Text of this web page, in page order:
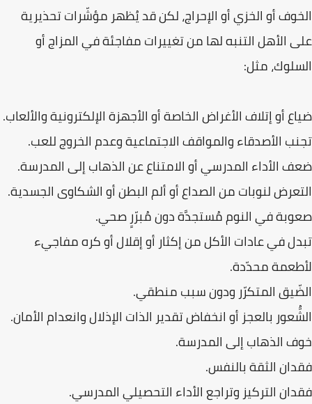
الخوف أو الخزي أو الإحراج، لكن قد يُظهر مؤشّرات تحذيرية
على الأهل التنبه لها من تغييرات مفاجئة في المزاج أو
السلوك، مثل:
ضياع أو إتلاف الأغراض الخاصة أو الأجهزة الإلكترونية والألعاب.
تجنب الأصدقاء والمواقف الاجتماعية وعدم الخروج للعب.
ضعف الأداء المدرسي أو الامتناع عن الذهاب إلى المدرسة.
التعرض لنوبات من الصداع أو ألم البطن أو الشكاوى الجسدية.
صعوبة في النوم مُستجدَّة دون مُبرّرٍ صحي.
تبدل في عادات الأكل من إكثار أو إقلال أو كره مفاجيء
لأطعمة محدّدة.
الضّيق المتكرّر ودون سبب منطقي.
الشُّعور بالعجز أو انخفاض تقدير الذات الإذلال وانعدام الأمان.
خوف الذهاب إلى المدرسة.
فقدان الثقة بالنفس.
فقدان التركيز وتراجع الأداء التحصيلي المدرسي.